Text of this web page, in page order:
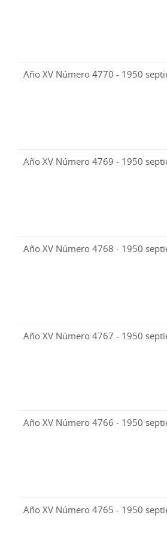
Año XV Número 4770 - 1950
Año XV Número 4769 - 1950
Año XV Número 4768 - 1950
Año XV Número 4767 - 1950
Año XV Número 4766 - 1950
Año XV Número 4765 - 1950